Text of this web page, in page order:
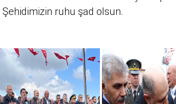
ruhu şad olsun.